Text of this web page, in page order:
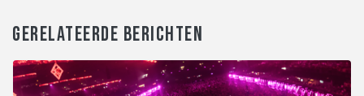
GERELATEERDE BERICHTEN